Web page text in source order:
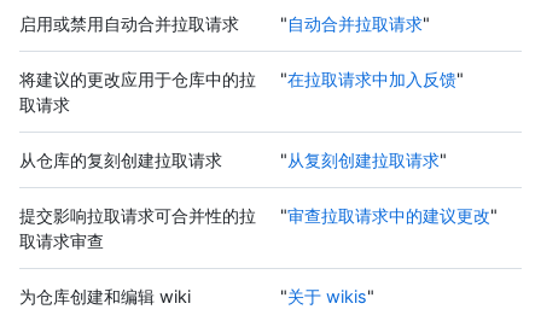
启用或禁用自动合并拉取请求 "自动合并拉取请求"
将建议的更改应用于仓库中的拉
取请求
"在拉取请求中加入反馈"
从仓库的复刻创建拉取请求 "从复刻创建拉取请求"
提交影响拉取请求可合并性的拉
取请求审查
"审查拉取请求中的建议更改"
为仓库创建和编辑 wiki "关于 wikis"